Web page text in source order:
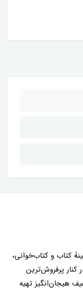
سابقه در زمینۀ کتاب و کتاب‌خوانی،
کنار پرفروش‌ترین
هیجان‌انگیز تهیه